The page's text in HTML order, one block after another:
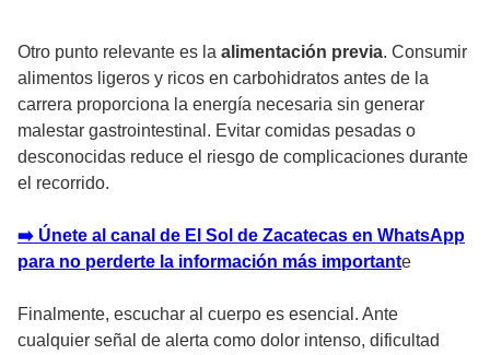
Otro punto relevante es la alimentación previa. Consumir
alimentos ligeros y ricos en carbohidratos antes de la
carrera proporciona la energía necesaria sin generar
malestar gastrointestinal. Evitar comidas pesadas o
desconocidas reduce el riesgo de complicaciones durante
el recorrido.
➡️ Únete al canal de El Sol de Zacatecas en WhatsApp
para no perderte la información más importante
Finalmente, escuchar al cuerpo es esencial. Ante
cualquier señal de alerta como dolor intenso, dificultad